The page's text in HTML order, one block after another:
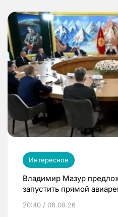
Интересное
Владимир Мазур
запустить прямой
20:40 / 06.08.26